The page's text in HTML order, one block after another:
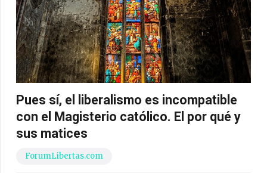
Pues sí, el liberalismo es incompatible
con el Magisterio católico. El por qué y
sus matices
ForumLibertas.com